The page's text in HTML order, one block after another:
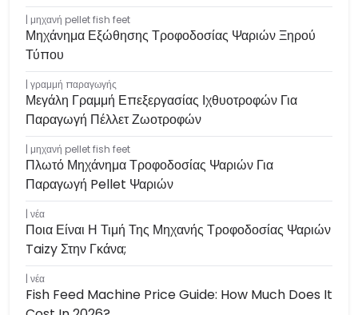
μηχανή pellet fish feet
Μηχάνημα Εξώθησης Τροφοδοσίας Ψαριών Ξηρού
Τύπου
γραμμή παραγωγής
Μεγάλη Γραμμή Επεξεργασίας Ιχθυοτροφών Για
Παραγωγή Πέλλετ Ζωοτροφών
μηχανή pellet fish feet
Πλωτό Μηχάνημα Τροφοδοσίας Ψαριών Για
Παραγωγή Pellet Ψαριών
νέα
Ποια Είναι Η Τιμή Της Μηχανής Τροφοδοσίας Ψαριών
Taizy Στην Γκάνα;
νέα
Fish Feed Machine Price Guide: How Much Does It